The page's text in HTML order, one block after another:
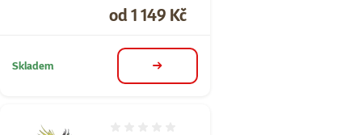
Cena
od 1 149 Kč
Skladem detail